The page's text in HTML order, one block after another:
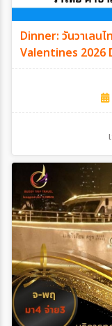
Dinner: วันวาเลน
Valentines 2026
กุมภาพันธ์ 2569